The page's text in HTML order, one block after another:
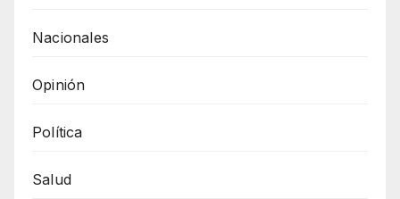
Nacionales
Opinión
Política
Salud